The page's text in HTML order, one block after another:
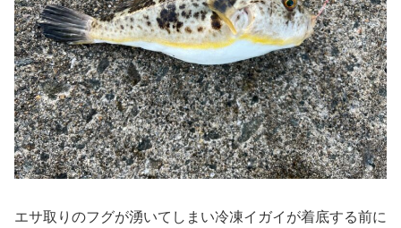
エサ取りのフグが湧いてしまい冷凍イガイが着底する前に